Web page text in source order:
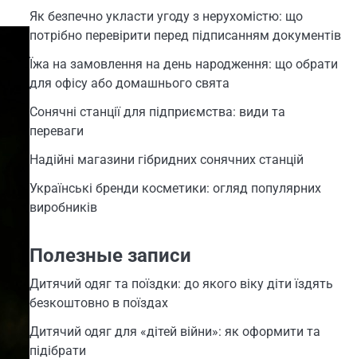
Як безпечно укласти угоду з нерухомістю: що
потрібно перевірити перед підписанням документів
Їжа на замовлення на день народження: що обрати
для офісу або домашнього свята
Сонячні станції для підприємства: види та
переваги
Надійні магазини гібридних сонячних станцій
Українські бренди косметики: огляд популярних
виробників
Полезные записи
Дитячий одяг та поїздки: до якого віку діти їздять
безкоштовно в поїздах
Дитячий одяг для «дітей війни»: як оформити та
підібрати